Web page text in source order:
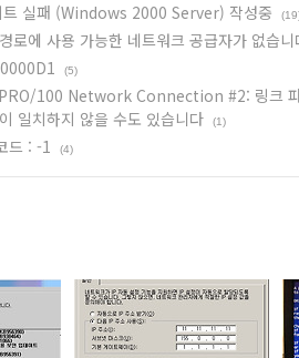
실패 (Windows 2000 Server) 작성중
로에 사용 가능한 네트워크 공급자가 없습니
(5)
100 Network Connection #2: 링크 파
일치하지 않을 수도 있습니다
(1)
드 : -1 (4)